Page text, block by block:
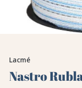
Lacmé
Nastro